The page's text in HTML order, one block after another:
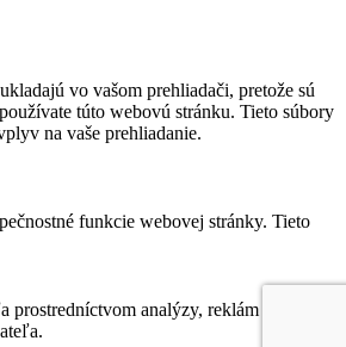
vo vašom prehliadači, pretože sú
túto webovú stránku. Tieto súbory
na vaše prehliadanie.
funkcie webovej stránky. Tieto
analýzy, reklám alebo